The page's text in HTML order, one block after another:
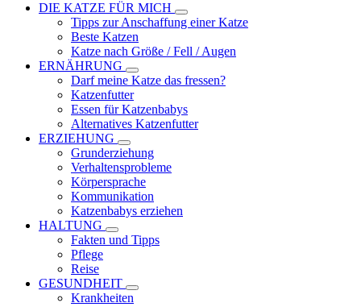
DIE KATZE FÜR MICH
Tipps zur Anschaffung einer Katze
Beste Katzen
Katze nach Größe / Fell / Augen
ERNÄHRUNG
Darf meine Katze das fressen?
Katzenfutter
Essen für Katzenbabys
Alternatives Katzenfutter
ERZIEHUNG
Grunderziehung
Verhaltensprobleme
Körpersprache
Kommunikation
Katzenbabys erziehen
HALTUNG
Fakten und Tipps
Pflege
Reise
GESUNDHEIT
Krankheiten